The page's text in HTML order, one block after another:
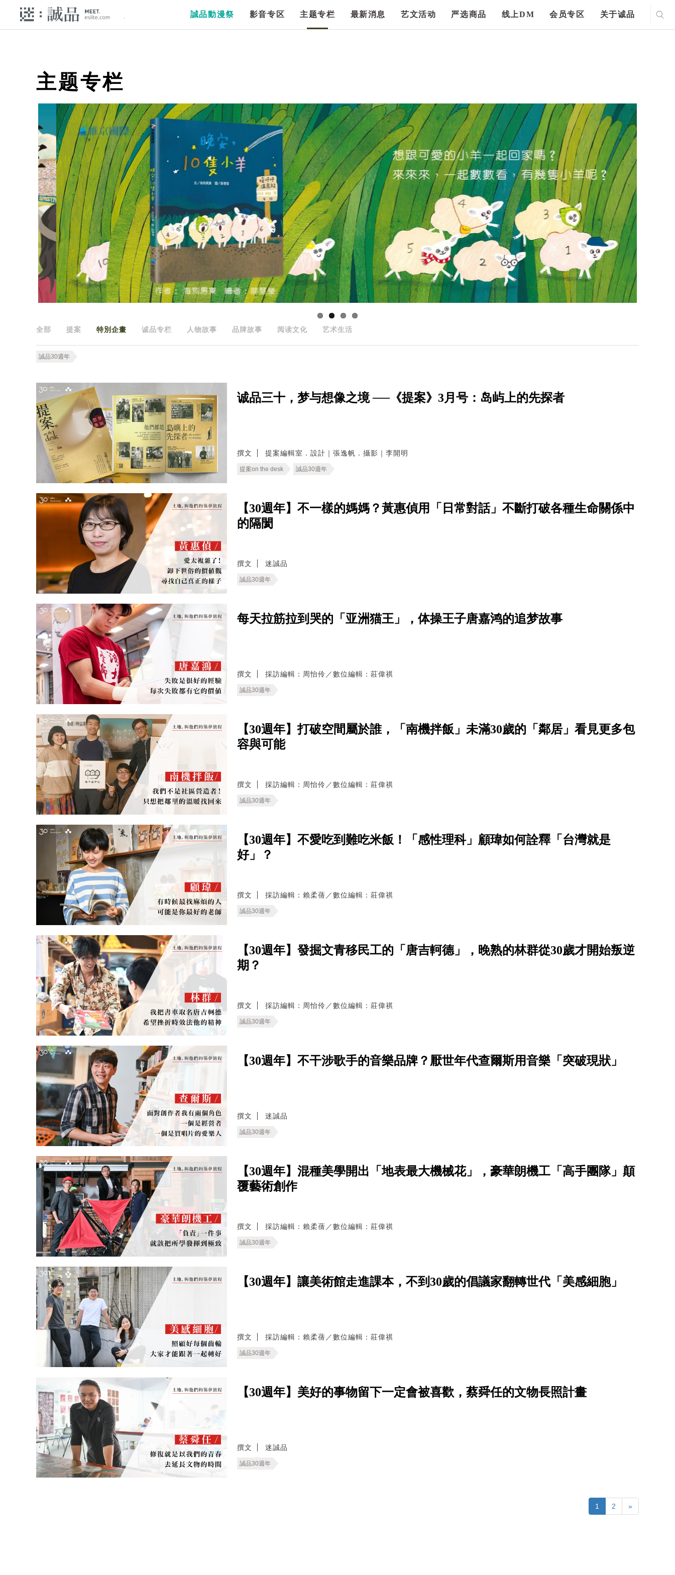
誠品動漫祭 影音专区 主题专栏 最新消息 艺文活动 严选商品 线上DM 会员专区 关于诚品
主题专栏
全部 提案 特別企畫 诚品专栏 人物故事 品牌故事 阅读文化 艺术生活
誠品30週年
诚品三十，梦与想像之境 ──《提案》3月号：岛屿上的先探者
撰文 提案編輯室．設計｜張逸帆．攝影｜李開明
提案on the desk 誠品30週年
【30週年】不一樣的媽媽？黃惠偵用「日常對話」不斷打破各種生命關係中
的隔閡
撰文 迷誠品
誠品30週年
每天拉筋拉到哭的「亚洲猫王」，体操王子唐嘉鸿的追梦故事
撰文 採訪編輯：周怡伶／數位編輯：莊偉祺
誠品30週年
【30週年】打破空間屬於誰，「南機拌飯」未滿30歲的「鄰居」看見更多包
容與可能
撰文 採訪編輯：周怡伶／數位編輯：莊偉祺
誠品30週年
【30週年】不愛吃到難吃米飯！「感性理科」顧瑋如何詮釋「台灣就是
好」？
撰文 採訪編輯：賴柔蒨／數位編輯：莊偉祺
誠品30週年
【30週年】發掘文青移民工的「唐吉軻德」，晚熟的林群從30歲才開始叛逆
期？
撰文 採訪編輯：周怡伶／數位編輯：莊偉祺
誠品30週年
【30週年】不干涉歌手的音樂品牌？厭世年代查爾斯用音樂「突破現狀」
撰文 迷誠品
誠品30週年
【30週年】混種美學開出「地表最大機械花」，豪華朗機工「高手團隊」顛
覆藝術創作
撰文 採訪編輯：賴柔蒨／數位編輯：莊偉祺
誠品30週年
【30週年】讓美術館走進課本，不到30歲的倡議家翻轉世代「美感細胞」
撰文 採訪編輯：賴柔蒨／數位編輯：莊偉祺
誠品30週年
【30週年】美好的事物留下一定會被喜歡，蔡舜任的文物長照計畫
撰文 迷誠品
誠品30週年
1 2 »